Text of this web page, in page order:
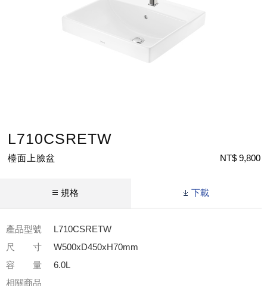
L710CSRETW
檯面上臉盆 NT$ 9,800
規格 下載
產品型號
L710CSRETW
尺 寸
W500xD450xH70mm
容 量
6.0L
相關商品